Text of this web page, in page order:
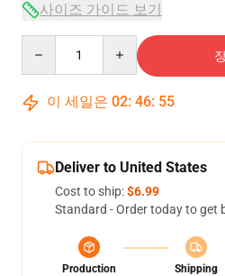
사이즈 가이드 보기
이 세일은 02: 46: 54
Deliver to United States
Cost to ship:$6.99
Standard - Order today to get
Production
Shipping